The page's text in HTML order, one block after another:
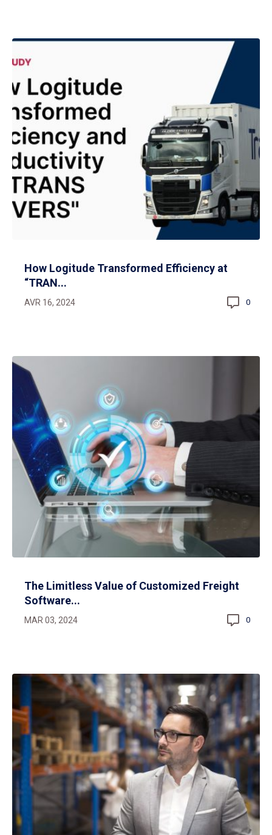
How Logitude Transformed Efficiency at
“TRAN...
AVR 16, 2024 0
The Limitless Value of Customized Freight
Software...
MAR 03, 2024 0